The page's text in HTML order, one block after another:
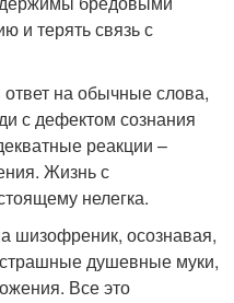
и терять связь с
ответ на обычные слова,
с дефектом сознания
реакции –
Жизнь с
нелегка.
шизофреник, осознавая,
душевные муки,
Все это